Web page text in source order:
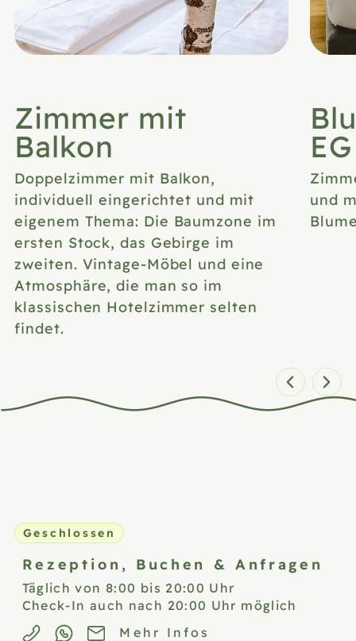
Zimmer 1 von 5
Zimmer mit
Balkon
Doppelzimmer mit Balkon,
individuell eingerichtet und mit
eigenem Thema: Die Baumzone im
ersten Stock, das Gebirge im
zweiten. Vintage-Möbel und eine
Atmosphäre, die man so im
klassischen Hotelzimmer selten
findet.
und
Rezeption, Buchen & Anfragen
Geschlossen
Täglich von 8:00 bis 20:00 Uhr
Check-In auch nach 20:00 Uhr möglich
Mehr Infos